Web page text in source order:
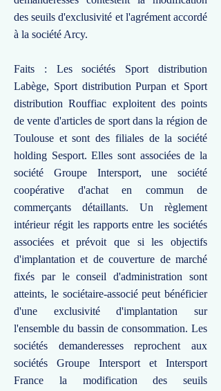
des seuils d'exclusivité et l'agrément accordé
à la société Arcy.
Faits : Les sociétés Sport distribution
Labège, Sport distribution Purpan et Sport
distribution Rouffiac exploitent des points
de vente d'articles de sport dans la région de
Toulouse et sont des filiales de la société
holding Sesport. Elles sont associées de la
société Groupe Intersport, une société
coopérative d'achat en commun de
commerçants détaillants. Un règlement
intérieur régit les rapports entre les sociétés
associées et prévoit que si les objectifs
d'implantation et de couverture de marché
fixés par le conseil d'administration sont
atteints, le sociétaire-associé peut bénéficier
d'une exclusivité d'implantation sur
l'ensemble du bassin de consommation. Les
sociétés demanderesses reprochent aux
sociétés Groupe Intersport et Intersport
France la modification des seuils